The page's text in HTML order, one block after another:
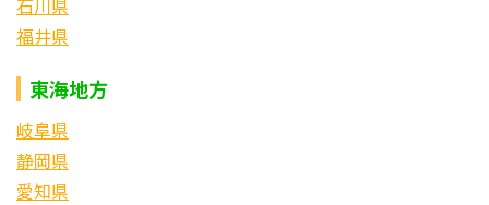
福井県
東海地方
岐阜県
静岡県
愛知県